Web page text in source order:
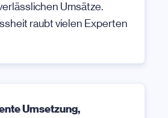
Umsätze.
raubt vielen Experten
Umsetzung,